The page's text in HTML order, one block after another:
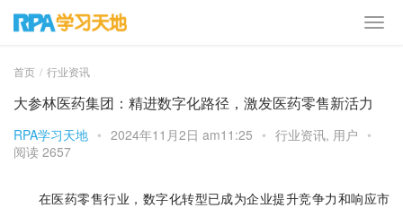
首页 行业资讯
大参林医药集团：精进数字化路径，激发医药零售新活力
RPA学习天地 • 2024年11月2日 am11:25 • 行业资讯, 用户 •
阅读 2657
在医药零售行业，数字化转型已成为企业提升竞争力和响应市